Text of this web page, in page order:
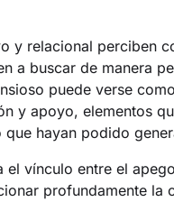
y relacional perciben
a buscar de manera
puede verse
y apoyo, elementos
hayan podido
el vínculo entre el
profundamente la